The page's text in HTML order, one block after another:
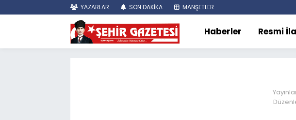
YAZARLAR SON DAKİKA MANŞETLER
Haberler Resmi